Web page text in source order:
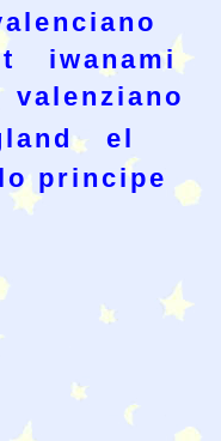
iwanami
valenziano
el
principe